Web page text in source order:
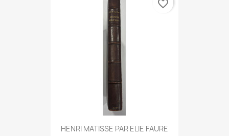
HENRI MATISSE PAR ELIE FAURE
favorite_border